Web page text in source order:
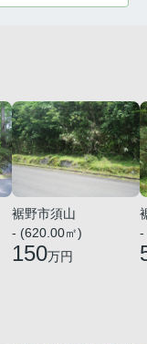
裾野市須山
- (620.00㎡)
150万円
-